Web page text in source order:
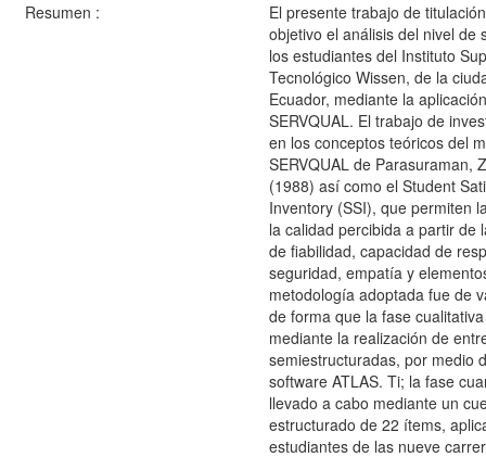
Resumen :
El presente trabajo de
objetivo el análisis del nivel de
los estudiantes del Instituto
Tecnológico Wissen, de la
Ecuador, mediante la
SERVQUAL. El trabajo de
en los conceptos teóricos del
SERVQUAL de Parasuraman,
(1988) así como el Student
Inventory (SSI), que permiten
la calidad percibida a partir de
de fiabilidad, capacidad de
seguridad, empatía y
metodología adoptada fue de
de forma que la fase
mediante la realización de
semiestructuradas, por medio
software ATLAS. Ti; la fase
llevado a cabo mediante un
estructurado de 22 ítems,
estudiantes de las nueve